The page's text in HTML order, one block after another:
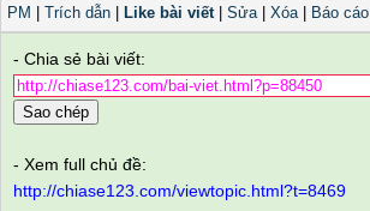
PM
Trích dẫn Like bài viết| Sửa| Xóa| Báo cáo
- Chia sẻ bài viết:
Sao chép
- Xem full chủ đề:
http://chiase123.com/viewtopic.html?t=8469